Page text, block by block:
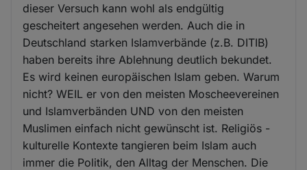
dieser Versuch kann wohl als endgültig
gescheitert angesehen werden. Auch die in
Deutschland starken Islamverbände (z.B. DITIB)
haben bereits ihre Ablehnung deutlich bekundet.
Es wird keinen europäischen Islam geben. Warum
nicht? WEIL er von den meisten Moscheevereinen
und Islamverbänden UND von den meisten
Muslimen einfach nicht gewünscht ist. Religiös -
kulturelle Kontexte tangieren beim Islam auch
immer die Politik, den Alltag der Menschen. Die